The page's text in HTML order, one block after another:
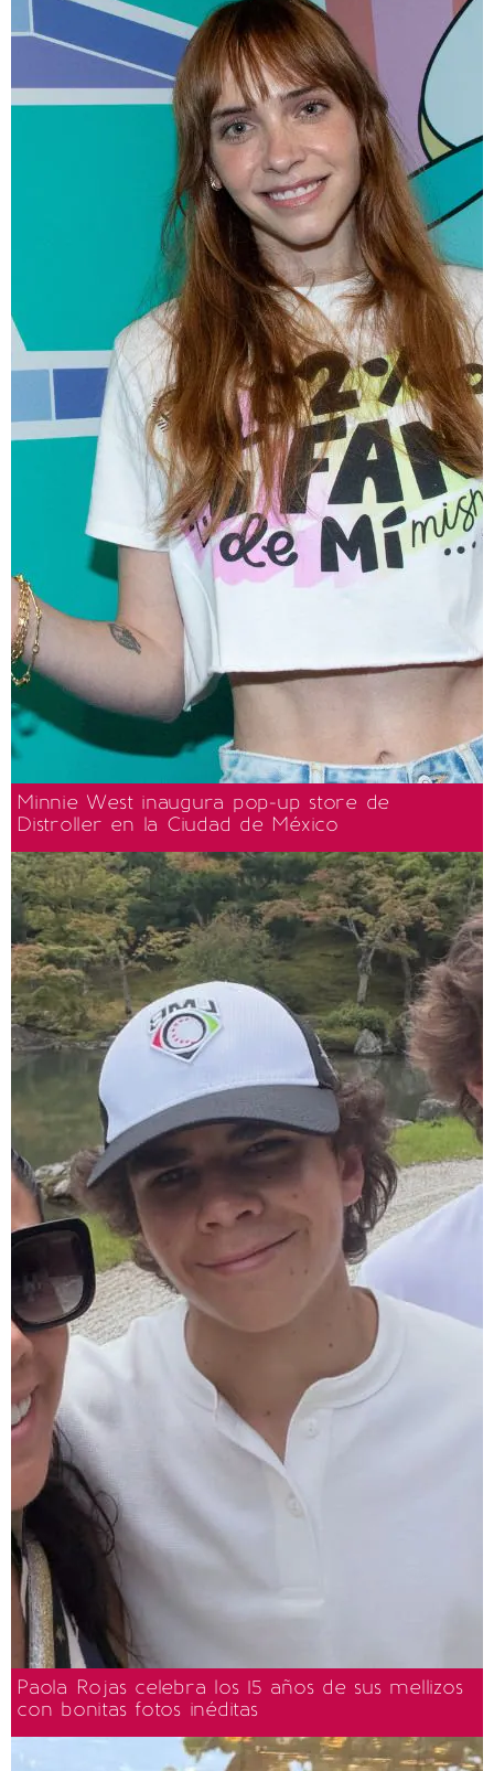
Minnie West inaugura pop-up store de
Distroller en la Ciudad de México
Paola Rojas celebra los 15 años de sus mellizos
con bonitas fotos inéditas